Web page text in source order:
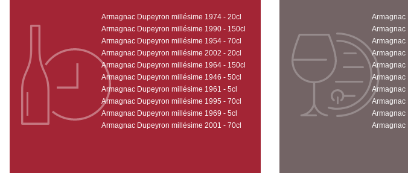
Armagnac Dupeyron millésime 1974 - 20cl
Armagnac Dupeyron millésime 1990 - 150cl
Armagnac Dupeyron millésime 1954 - 70cl
Armagnac Dupeyron millésime 2002 - 20cl
Armagnac Dupeyron millésime 1964 - 150cl
Armagnac Dupeyron millésime 1946 - 50cl
Armagnac Dupeyron millésime 1961 - 5cl
Armagnac Dupeyron millésime 1995 - 70cl
Armagnac Dupeyron millésime 1969 - 5cl
Armagnac Dupeyron millésime 2001 - 70cl
Armagnac
Armagnac
Armagnac
Armagnac
Armagnac
Armagnac
Armagnac
Armagnac
Armagnac
Armagnac